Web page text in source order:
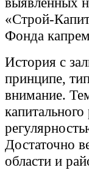
«Строй-
Фонда
История с
принципе,
внимание.
Достаточно
области и